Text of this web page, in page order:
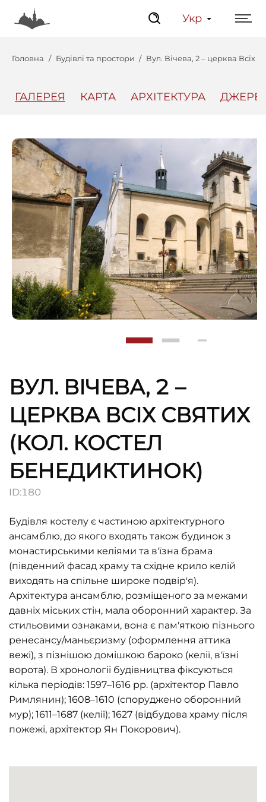
Укр
Головна Будівлі та простори Вул. Вічева, 2 – церква Всіх
ГАЛЕРЕЯ КАРТА АРХІТЕКТУРА
ВУЛ. ВІЧЕВА, 2 –
ЦЕРКВА ВСІХ СВЯТИХ
(КОЛ. КОСТЕЛ
БЕНЕДИКТИНОК)
ID:180
Будівля костелу є частиною архітектурного
ансамблю, до якого входять також будинок з
монастирськими келіями та в'їзна брама
(південний фасад храму та східне крило келій
виходять на спільне широке подвір'я).
Архітектура ансамблю, розміщеного за межами
давніх міських стін, мала оборонний характер. За
стильовими ознаками, вона є пам'яткою пізнього
ренесансу/маньєризму (оформлення аттика
вежі), з пізнішою домішкою бароко (келії, в'їзні
ворота). В хронології будівництва фіксуються
кілька періодів: 1597–1616 рр. (архітектор Павло
Римлянин); 1608–1610 (споруджено оборонний
мур); 1611–1687 (келії); 1627 (відбудова храму після
пожежі, архітектор Ян Покорович).